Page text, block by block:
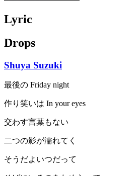
Lyric
Drops
Shuya Suzuki
最後の Friday night
作り笑いは In your eyes
交わす言葉もない
二つの影が濡れてく
そうだよいつだって